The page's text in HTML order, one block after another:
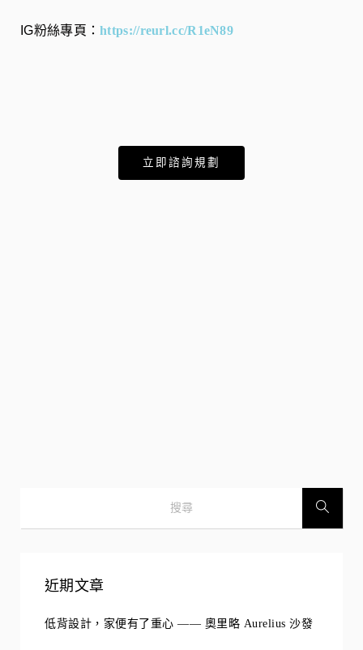
IG粉絲專頁：https://reurl.cc/R1eN89
立即諮詢規劃
近期文章
低背設計，家便有了重心 —— 奧里略 Aurelius 沙發